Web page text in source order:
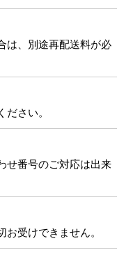
は、別途再配送料が必
さい。
せ番号のご対応は出来
受けできません。